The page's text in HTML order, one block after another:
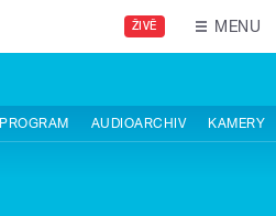
ŽIVĚ MENU
PROGRAM AUDIOARCHIV KAMERY